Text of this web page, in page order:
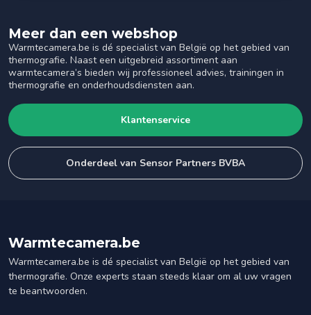
Meer dan een webshop
Warmtecamera.be is dé specialist van België op het gebied van
thermografie. Naast een uitgebreid assortiment aan
warmtecamera’s bieden wij professioneel advies, trainingen in
thermografie en onderhoudsdiensten aan.
Klantenservice
Onderdeel van Sensor Partners BVBA
Warmtecamera.be
Warmtecamera.be is dé specialist van België op het gebied van
thermografie. Onze experts staan steeds klaar om al uw vragen
te beantwoorden.